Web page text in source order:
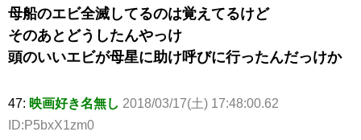
母船のエビ全滅してるのは覚えてるけど
そのあとどうしたんやっけ
頭のいいエビが母星に助け呼びに行ったんだっけか
47: 映画好き名無し 2018/03/17(土) 17:48:00.62
ID:P5bxX1zm0